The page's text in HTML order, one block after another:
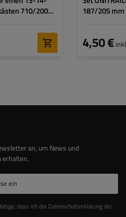
710/200
187/205 mm
4,50 €
an, um News und
erhalten.
ein
Datenschutzerklärung der Website zur Kenntnis genommen habe